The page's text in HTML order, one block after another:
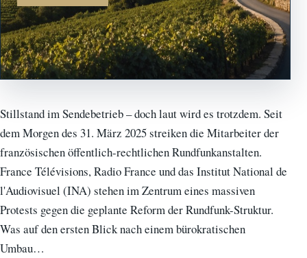
Stillstand im Sendebetrieb – doch laut wird es trotzdem. Seit
dem Morgen des 31. März 2025 streiken die Mitarbeiter der
französischen öffentlich-rechtlichen Rundfunkanstalten.
France Télévisions, Radio France und das Institut National de
l'Audiovisuel (INA) stehen im Zentrum eines massiven
Protests gegen die geplante Reform der Rundfunk-Struktur.
Was auf den ersten Blick nach einem bürokratischen
Umbau…